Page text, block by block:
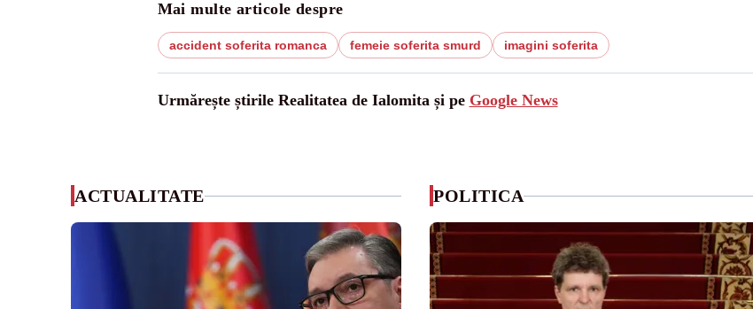
Mai multe articole despre
accident soferita romanca femeie soferita smurd imagini soferita
Urmărește știrile Realitatea de Ialomita și pe Google News
ACTUALITATE POLITICA